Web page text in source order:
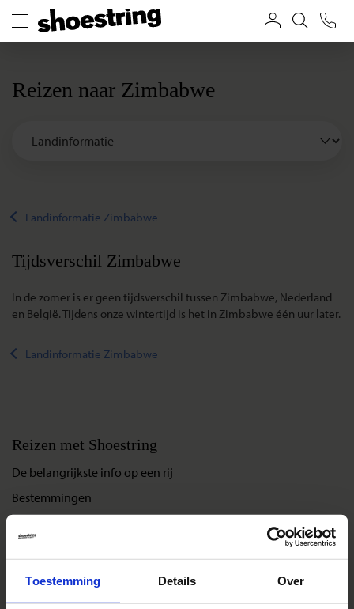
Toestemming Details Over
Reizen naar Zimbabwe
Landinformatie Zimbabwe
Tijdsverschil Zimbabwe
In de zomer is er geen tijdsverschil tussen Zimbabwe, Nederland
en België. Tijdens onze wintertijd is het in Zimbabwe één uur later.
Landinformatie Zimbabwe
Reizen met Shoestring
De belangrijkste info op een rij
Bestemmingen
Veelgestelde vragen
Inloggen op mijn.Shoestring